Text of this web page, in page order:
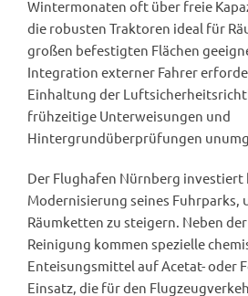
Wintermonaten oft über freie
die robusten Traktoren ideal für
großen befestigten Flächen
Integration externer Fahrer
Einhaltung der
frühzeitige Unterweisungen und
Hintergrundüberprüfungen
Der Flughafen Nürnberg
Modernisierung seines Fuhrparks,
Räumketten zu steigern. Neben
Reinigung kommen spezielle
Enteisungsmittel auf Acetat- oder
Einsatz, die für den